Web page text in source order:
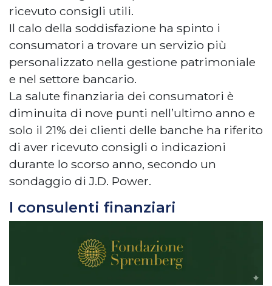
ricevuto consigli utili.
Il calo della soddisfazione ha spinto i
consumatori a trovare un servizio più
personalizzato nella gestione patrimoniale
e nel settore bancario.
La salute finanziaria dei consumatori è
diminuita di nove punti nell’ultimo anno e
solo il 21% dei clienti delle banche ha riferito
di aver ricevuto consigli o indicazioni
durante lo scorso anno, secondo un
sondaggio di J.D. Power.
I consulenti finanziari